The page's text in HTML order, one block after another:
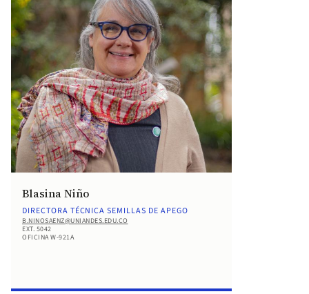
Blasina Niño
DIRECTORA TÉCNICA SEMILLAS DE APEGO
B.NINOSAENZ@UNIANDES.EDU.CO
EXT. 5042
OFICINA W-921A